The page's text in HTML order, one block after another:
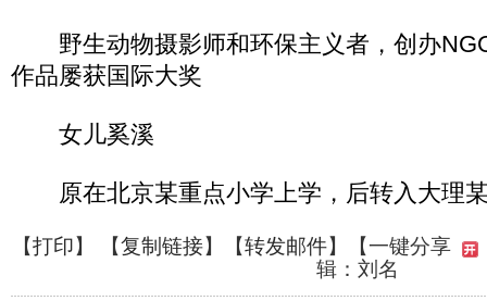
野生动物摄影师和环保主义者，创办NGO
作品屡获国际大奖
女儿奚溪
原在北京某重点小学上学，后转入大理
【打印】 【复制链接】【转发邮件】
【一键分享
辑：刘名